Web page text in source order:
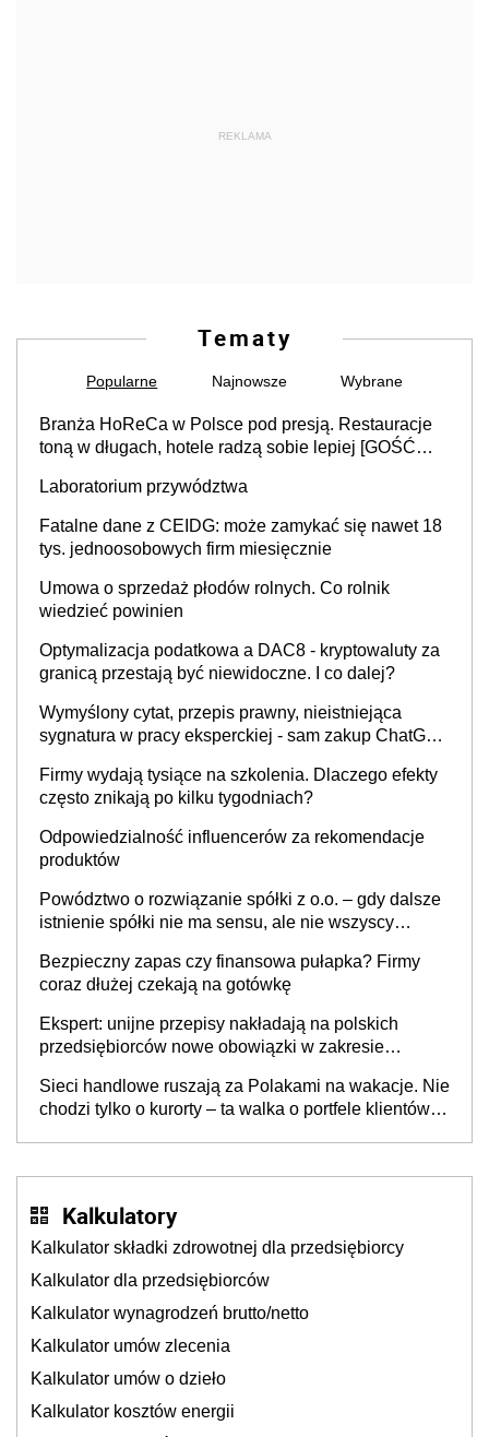
REKLAMA
Tematy
Popularne Najnowsze Wybrane
Branża HoReCa w Polsce pod presją. Restauracje
toną w długach, hotele radzą sobie lepiej [GOŚĆ
Laboratorium przywództwa
Fatalne dane z CEIDG: może zamykać się nawet 18
tys. jednoosobowych firm miesięcznie
Umowa o sprzedaż płodów rolnych. Co rolnik
wiedzieć powinien
Optymalizacja podatkowa a DAC8 - kryptowaluty za
granicą przestają być niewidoczne. I co dalej?
Wymyślony cytat, przepis prawny, nieistniejąca
sygnatura w pracy eksperckiej - sam zakup ChatGPT
Firmy wydają tysiące na szkolenia. Dlaczego efekty
często znikają po kilku tygodniach?
Odpowiedzialność influencerów za rekomendacje
produktów
Powództwo o rozwiązanie spółki z o.o. – gdy dalsze
istnienie spółki nie ma sensu, ale nie wszyscy
Bezpieczny zapas czy finansowa pułapka? Firmy
coraz dłużej czekają na gotówkę
Ekspert: unijne przepisy nakładają na polskich
przedsiębiorców nowe obowiązki w zakresie
Sieci handlowe ruszają za Polakami na wakacje. Nie
chodzi tylko o kurorty – ta walka o portfele klientów
Kalkulatory
Kalkulator składki zdrowotnej dla przedsiębiorcy
Kalkulator dla przedsiębiorców
Kalkulator wynagrodzeń brutto/netto
Kalkulator umów zlecenia
Kalkulator umów o dzieło
Kalkulator kosztów energii